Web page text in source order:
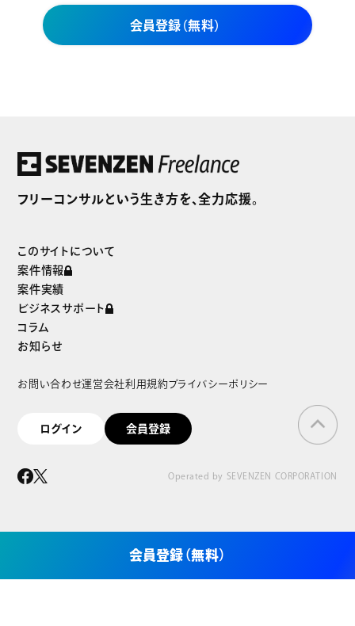
会員登録（無料）
会員登録（無料）
セブンゼンフリーランスだけの
独自案件をご紹介
フリーコンサルという生き方を、全力応援。
このサイトについて
案件情報
案件実績
ビジネスサポート
コラム
お知らせ
お問い合わせ運営会社利用規約プライバシーポリシー
ログイン 会員登録
Operated by SEVENZEN CORPORATION